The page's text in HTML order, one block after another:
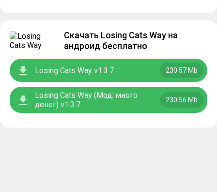
Скачать Losing Cats Way на
андроид бесплатно
Losing Cats Way v1.3.7 230.57 Mb
Losing Cats Way (Мод: много
денег) v1.3.7
230.56 Mb